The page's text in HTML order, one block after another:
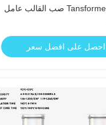
Tansformers CT PT صب القالب عامل
احصل على افضل سعر